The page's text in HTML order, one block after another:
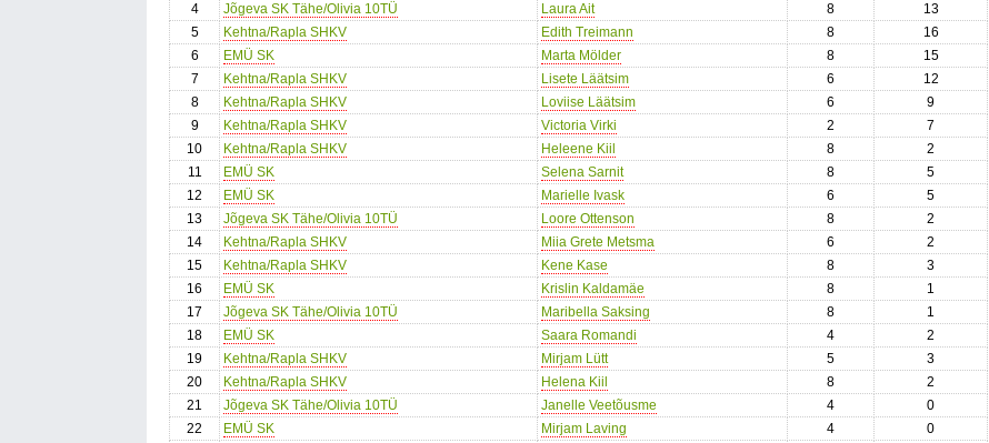
4
Jõgeva SK Tähe/Olivia 10TÜ Laura Ait 8 13
5
Kehtna/Rapla SHKV Edith Treimann 8 16
6
EMÜ SK Marta Mölder 8 15
7
Kehtna/Rapla SHKV Lisete Läätsim 6 12
8
Kehtna/Rapla SHKV Loviise Läätsim 6 9
9
Kehtna/Rapla SHKV Victoria Virki 2 7
10
Kehtna/Rapla SHKV Heleene Kiil 8 2
11
EMÜ SK Selena Sarnit 8 5
12
EMÜ SK Marielle Ivask 6 5
13
Jõgeva SK Tähe/Olivia 10TÜ Loore Ottenson 8 2
14
Kehtna/Rapla SHKV Miia Grete Metsma 6 2
15
Kehtna/Rapla SHKV Kene Kase 8 3
16
EMÜ SK Krislin Kaldamäe 8 1
17
Jõgeva SK Tähe/Olivia 10TÜ Maribella Saksing 8 1
18
EMÜ SK Saara Romandi 4 2
19
Kehtna/Rapla SHKV Mirjam Lütt 5 3
20
Kehtna/Rapla SHKV Helena Kiil 8 2
21
Jõgeva SK Tähe/Olivia 10TÜ Janelle Veetõusme 4 0
22
EMÜ SK Mirjam Laving 4 0